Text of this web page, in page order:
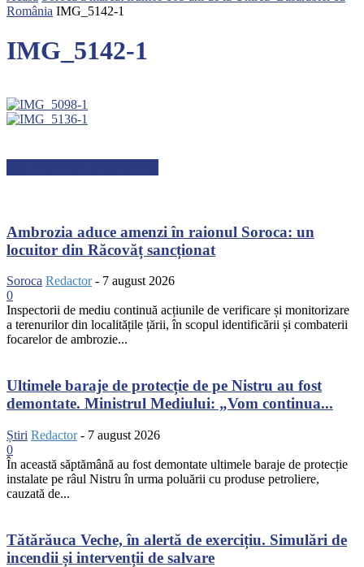
România IMG_5142-1
IMG_5142-1
Ambrozia aduce amenzi în raionul Soroca: un
locuitor din Răcovăț sancționat
Soroca Redactor - 7 august 2026
0
Inspectorii de mediu continuă acțiunile de verificare și monitorizare
a terenurilor din localitățile țării, în scopul identificării și combaterii
focarelor de ambrozie...
Ultimele baraje de protecție de pe Nistru au fost
demontate. Ministrul Mediului: „Vom continua...
Știri Redactor - 7 august 2026
0
În această săptămână au fost demontate ultimele baraje de protecție
instalate pe râul Nistru în urma poluării cu produse petroliere,
cauzată de...
Tătărăuca Veche, în alertă de exercițiu. Simulări de
incendii și intervenții de salvare